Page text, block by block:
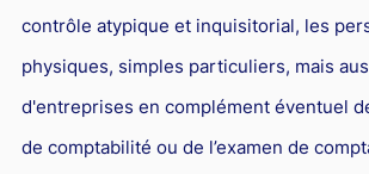
contrôle atypique et inquisitorial, les
physiques, simples particuliers, mais
d'entreprises en complément éventuel
de comptabilité ou de l’examen de